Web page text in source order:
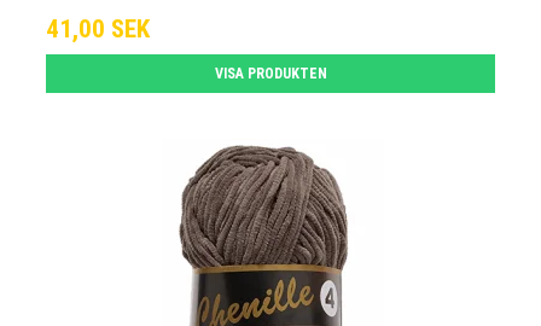
41,00 SEK
VISA PRODUKTEN